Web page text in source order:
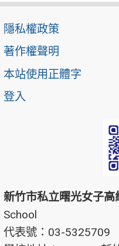
隱私權政策
著作權聲明
本站使用正體字
登入
新竹市私立曙光女子高
School
代表號：03-5325709